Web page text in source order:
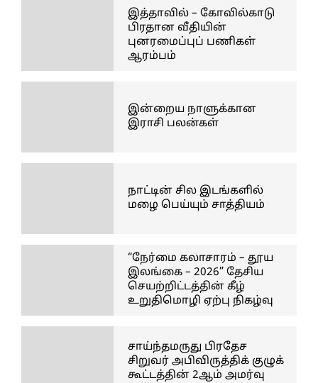
இத்தாவில் – கோவில்காடு
பிரதான வீதியின்
புனரமைப்புப் பணிகள்
ஆரம்பம்
இன்றைய நாளுக்கான
இராசி பலன்கள்
நாட்டின் சில இடங்களில்
மழை பெய்யும் சாத்தியம்
“நேர்மை கலாசாரம் – தூய
இலங்கை – 2026” தேசிய
செயற்றிட்டத்தின் கீழ்
உறுதிமொழி ஏற்பு நிகழ்வு
சாய்ந்தமருது பிரதேச
சிறுவர் அபிவிருத்திக் குழுக்
கூட்டத்தின் 2ஆம் அமர்வு